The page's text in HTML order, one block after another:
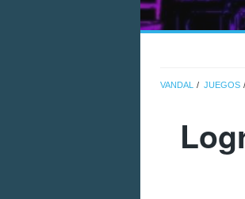
VANDAL JUEGOS